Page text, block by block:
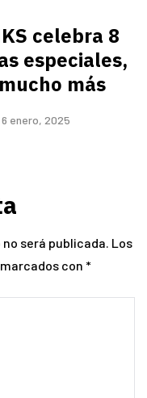
celebra 8
especiales,
más
6 enero, 2025
será publicada. Los
con *